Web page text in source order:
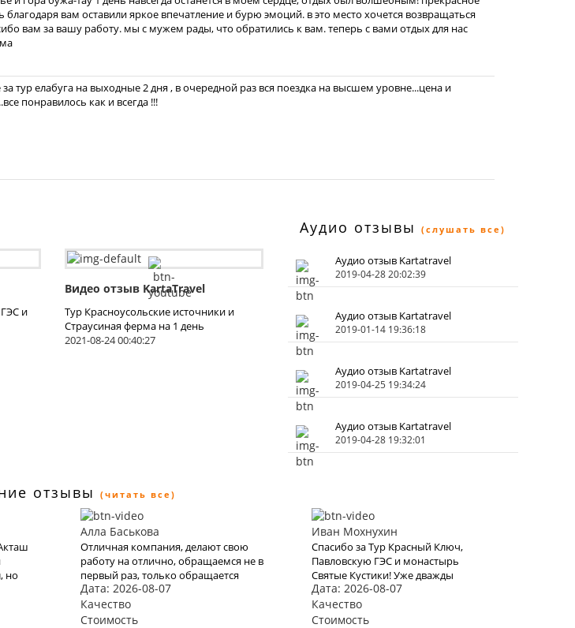
благодаря вам оставили яркое впечатление и бурю эмоций. в это место хочется возвращаться
вам за вашу работу. мы с мужем рады, что обратились к вам. теперь с вами отдых для нас
тур елабуга на выходные 2 дня , в очередной раз вся поездка на высшем уровне...цена и
понравилось как и всегда !!!
Аудио отзывы (слушать все)
и
Видео отзыв KartaTravel
Тур Красноусольские источники и
Страусиная ферма на 1 день
2021-08-24 00:40:27
Аудио отзыв Kartatravel
2019-04-28 20:02:39
Аудио отзыв Kartatravel
2019-01-14 19:36:18
Аудио отзыв Kartatravel
2019-04-25 19:34:24
Аудио отзыв Kartatravel
2019-04-28 19:32:01
отзывы (читать все)
но
для
Алла Баськова
Отличная компания, делают свою
работу на отлично, обращаемся не в
первый раз, только обращается
будем к вам, последний раз выбрали
Тур Аслыкуль и водопад Шарлама
Дата: 2026-08-07
Качество
Стоимость
Иван Мохнухин
Спасибо за Тур Красный Ключ,
Павловскую ГЭС и монастырь
Святые Кустики! Уже дважды
доверяли организацию отдыха
karttrvel и оба раза все прошло
отлично! Путешествие было с
Дата: 2026-08-07
Качество
Стоимость